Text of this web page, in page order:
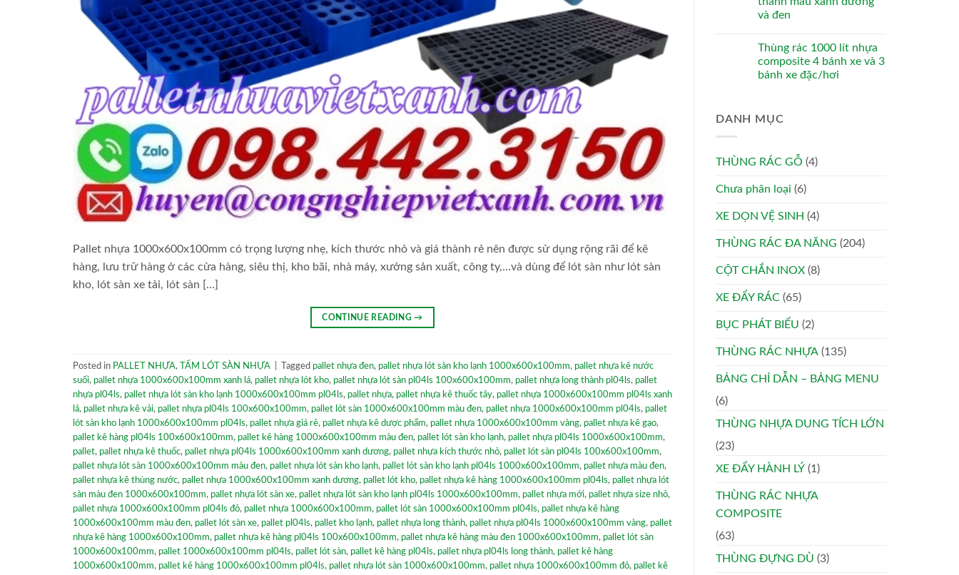
Pallet nhựa 1000x600x100mm có trọng lượng nhẹ, kích thước nhỏ và giá thành rẻ nên được sử dụng rộng rãi để kê
hàng, lưu trữ hàng ở các cửa hàng, siêu thị, kho bãi, nhà máy, xưởng sản xuất, công ty,…và dùng để lót sàn như lót sàn
kho, lót sàn xe tải, lót sàn […]
CONTINUE READING→
Posted in PALLET NHỰA, TẤM LÓT SÀN NHỰA Tagged pallet nhựa đen, pallet nhựa lót sàn kho lạnh 1000x600x100mm, pallet nhựa kê nước
suối, pallet nhựa 1000x600x100mm xanh lá, pallet nhựa lót kho, pallet nhựa lót sàn pl04ls 100x600x100mm, pallet nhựa long thành pl04ls, pallet
nhựa pl04ls, pallet nhựa lót sàn kho lạnh 1000x600x100mm pl04ls, pallet nhựa, pallet nhựa kê thuốc tây, pallet nhựa 1000x600x100mm pl04ls xanh
lá, pallet nhựa kê vải, pallet nhựa pl04ls 100x600x100mm, pallet lót sàn 1000x600x100mm màu đen, pallet nhựa 1000x600x100mm pl04ls, pallet
lót sàn kho lạnh 1000x600x100mm pl04ls, pallet nhựa giá rẻ, pallet nhựa kê dược phẩm, pallet nhựa 1000x600x100mm vàng, pallet nhựa kê gạo,
pallet kê hàng pl04ls 100x600x100mm, pallet kê hàng 1000x600x100mm màu đen, pallet lót sàn kho lạnh, pallet nhựa pl04ls 1000x600x100mm,
pallet, pallet nhựa kê thuốc, pallet nhựa pl04ls 1000x600x100mm xanh dương, pallet nhựa kích thước nhỏ, pallet lót sàn pl04ls 100x600x100mm,
pallet nhựa lót sàn 1000x600x100mm màu đen, pallet nhựa lót sàn kho lạnh, pallet lót sàn kho lạnh pl04ls 1000x600x100mm, pallet nhựa màu đen,
pallet nhựa kê thùng nước, pallet nhựa 1000x600x100mm xanh dương, pallet lót kho, pallet nhựa kê hàng 1000x600x100mm pl04ls, pallet nhựa lót
sàn màu đen 1000x600x100mm, pallet nhựa lót sàn xe, pallet nhựa lót sàn kho lạnh pl04ls 1000x600x100mm, pallet nhựa mới, pallet nhựa size nhỏ,
pallet nhựa 1000x600x100mm pl04ls đỏ, pallet nhựa 1000x600x100mm, pallet lót sàn 1000x600x100mm pl04ls, pallet nhựa kê hàng
1000x600x100mm màu đen, pallet lót sàn xe, pallet pl04ls, pallet kho lạnh, pallet nhựa long thành, pallet nhựa pl04ls 1000x600x100mm vàng, pallet
nhựa kê hàng 1000x600x100mm, pallet nhựa kê hàng pl04ls 100x600x100mm, pallet nhựa kê hàng màu đen 1000x600x100mm, pallet lót sàn
1000x600x100mm, pallet 1000x600x100mm pl04ls, pallet lót sàn, pallet kê hàng pl04ls, pallet nhựa pl04ls long thành, pallet kê hàng
1000x600x100mm, pallet kê hàng 1000x600x100mm pl04ls, pallet nhựa lót sàn 1000x600x100mm, pallet nhựa 1000x600x100mm đỏ, pallet kê
và đen
Thùng rác 1000 lít nhựa
composite 4 bánh xe và 3
bánh xe đặc/hơi
DANH MỤC
THÙNG RÁC GỖ (4)
Chưa phân loại (6)
XE DỌN VỆ SINH (4)
THÙNG RÁC ĐA NĂNG (204)
CỘT CHẮN INOX (8)
XE ĐẨY RÁC (65)
BỤC PHÁT BIỂU (2)
THÙNG RÁC NHỰA (135)
BẢNG CHỈ DẪN – BẢNG MENU
(6)
THÙNG NHỰA DUNG TÍCH LỚN
(23)
XE ĐẨY HÀNH LÝ (1)
THÙNG RÁC NHỰA
COMPOSITE
(63)
THÙNG ĐỰNG DÙ (3)